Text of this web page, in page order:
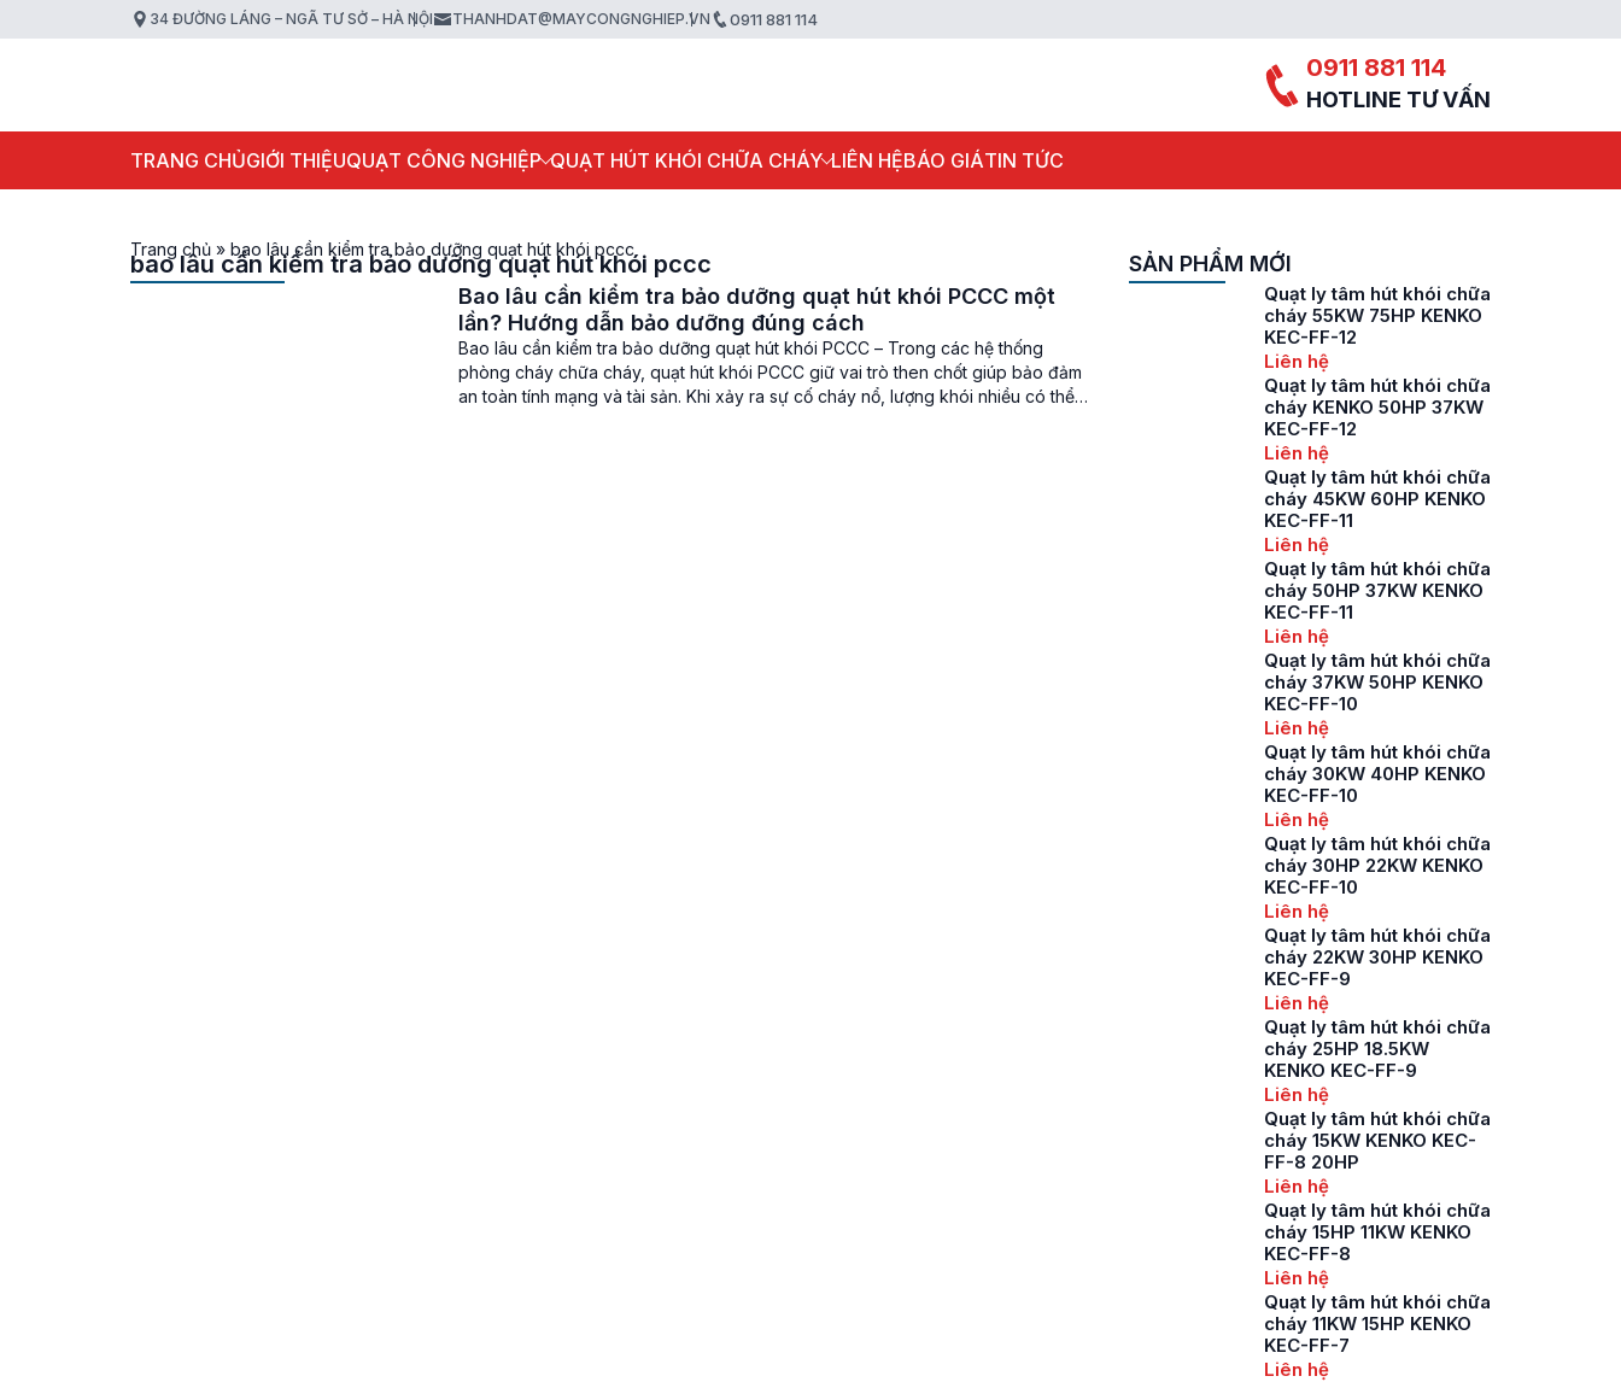
34 ĐƯỜNG LÁNG – NGÃ TƯ SỞ – HÀ NỘI THANHDAT@MAYCONGNGHIEP.VN 0911 881 114
0911 881 114
HOTLINE TƯ VẤN
TRANG CHỦGIỚI THIỆUQUẠT CÔNG NGHIỆP QUẠT HÚT KHÓI CHỮA CHÁY LIÊN HỆBÁO GIÁTIN TỨC
Trang chủ » bao lâu cần kiểm tra bảo dưỡng quạt hút khói pccc
bao lâu cần kiểm tra bảo dưỡng quạt hút khói pccc
Bao lâu cần kiểm tra bảo dưỡng quạt hút khói PCCC một
lần? Hướng dẫn bảo dưỡng đúng cách
Bao lâu cần kiểm tra bảo dưỡng quạt hút khói PCCC – Trong các hệ thống
phòng cháy chữa cháy, quạt hút khói PCCC giữ vai trò then chốt giúp bảo đảm
an toàn tính mạng và tài sản. Khi xảy ra sự cố cháy nổ, lượng khói nhiều có thể
SẢN PHẨM MỚI
Quạt ly tâm hút khói chữa
cháy 55KW 75HP KENKO
KEC-FF-12
Liên hệ
Quạt ly tâm hút khói chữa
cháy KENKO 50HP 37KW
KEC-FF-12
Liên hệ
Quạt ly tâm hút khói chữa
cháy 45KW 60HP KENKO
KEC-FF-11
Liên hệ
Quạt ly tâm hút khói chữa
cháy 50HP 37KW KENKO
KEC-FF-11
Liên hệ
Quạt ly tâm hút khói chữa
cháy 37KW 50HP KENKO
KEC-FF-10
Liên hệ
Quạt ly tâm hút khói chữa
cháy 30KW 40HP KENKO
KEC-FF-10
Liên hệ
Quạt ly tâm hút khói chữa
cháy 30HP 22KW KENKO
KEC-FF-10
Liên hệ
Quạt ly tâm hút khói chữa
cháy 22KW 30HP KENKO
KEC-FF-9
Liên hệ
Quạt ly tâm hút khói chữa
cháy 25HP 18.5KW
KENKO KEC-FF-9
Liên hệ
Quạt ly tâm hút khói chữa
cháy 15KW KENKO KEC-
FF-8 20HP
Liên hệ
Quạt ly tâm hút khói chữa
cháy 15HP 11KW KENKO
KEC-FF-8
Liên hệ
Quạt ly tâm hút khói chữa
cháy 11KW 15HP KENKO
KEC-FF-7
Liên hệ